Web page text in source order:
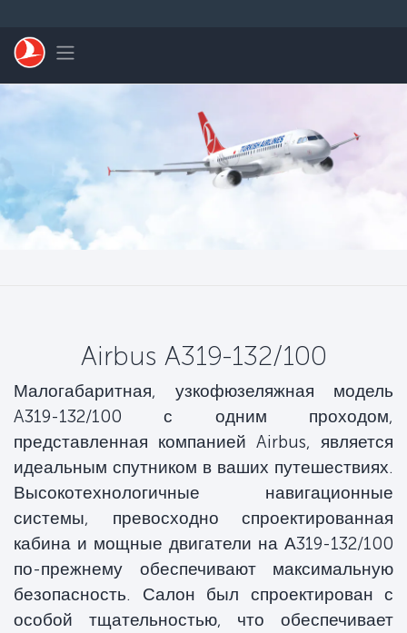
Toggle navigation
Airbus A319-132/100
Малогабаритная, узкофюзеляжная модель
A319-132/100 с одним проходом,
представленная компанией Airbus, является
идеальным спутником в ваших путешествиях.
Высокотехнологичные навигационные
системы, превосходно спроектированная
кабина и мощные двигатели на А319-132/100
по-прежнему обеспечивают максимальную
безопасность. Салон был спроектирован с
особой тщательностью, что обеспечивает